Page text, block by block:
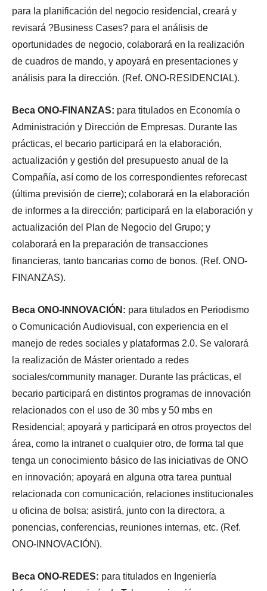
para la planificación del negocio residencial, creará y
revisará ?Business Cases? para el análisis de
oportunidades de negocio, colaborará en la realización
de cuadros de mando, y apoyará en presentaciones y
análisis para la dirección. (Ref. ONO-RESIDENCIAL).
Beca ONO-FINANZAS: para titulados en Economía o
Administración y Dirección de Empresas. Durante las
prácticas, el becario participará en la elaboración,
actualización y gestión del presupuesto anual de la
Compañía, así como de los correspondientes reforecast
(última previsión de cierre); colaborará en la elaboración
de informes a la dirección; participará en la elaboración y
actualización del Plan de Negocio del Grupo; y
colaborará en la preparación de transacciones
financieras, tanto bancarias como de bonos. (Ref. ONO-
FINANZAS).
Beca ONO-INNOVACIÓN: para titulados en Periodismo
o Comunicación Audiovisual, con experiencia en el
manejo de redes sociales y plataformas 2.0. Se valorará
la realización de Máster orientado a redes
sociales/community manager. Durante las prácticas, el
becario participará en distintos programas de innovación
relacionados con el uso de 30 mbs y 50 mbs en
Residencial; apoyará y participará en otros proyectos del
área, como la intranet o cualquier otro, de forma tal que
tenga un conocimiento básico de las iniciativas de ONO
en innovación; apoyará en alguna otra tarea puntual
relacionada con comunicación, relaciones institucionales
u oficina de bolsa; asistirá, junto con la directora, a
ponencias, conferencias, reuniones internas, etc. (Ref.
ONO-INNOVACIÓN).
Beca ONO-REDES: para titulados en Ingeniería